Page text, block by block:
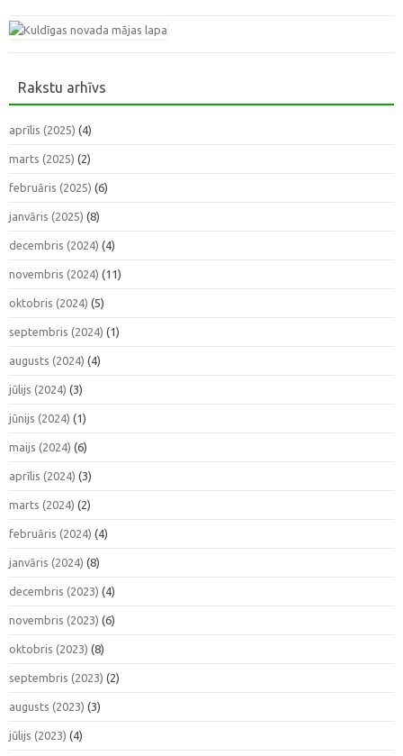
Rakstu arhīvs
aprīlis (2025) (4)
marts (2025) (2)
februāris (2025) (6)
janvāris (2025) (8)
decembris (2024) (4)
novembris (2024) (11)
oktobris (2024) (5)
septembris (2024) (1)
augusts (2024) (4)
jūlijs (2024) (3)
jūnijs (2024) (1)
maijs (2024) (6)
aprīlis (2024) (3)
marts (2024) (2)
februāris (2024) (4)
janvāris (2024) (8)
decembris (2023) (4)
novembris (2023) (6)
oktobris (2023) (8)
septembris (2023) (2)
augusts (2023) (3)
jūlijs (2023) (4)